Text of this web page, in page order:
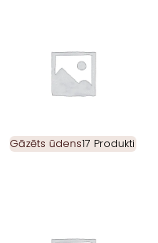
Gāzēts ūdens17 Produkti